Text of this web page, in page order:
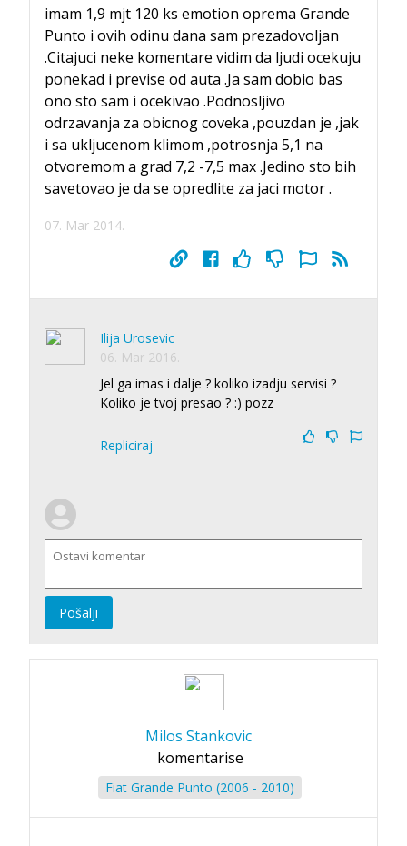
imam 1,9 mjt 120 ks emotion oprema Grande
Punto i ovih odinu dana sam prezadovoljan
.Citajuci neke komentare vidim da ljudi ocekuju
ponekad i previse od auta .Ja sam dobio bas
ono sto sam i ocekivao .Podnosljivo
odrzavanja za obicnog coveka ,pouzdan je ,jak
i sa ukljucenom klimom ,potrosnja 5,1 na
otvoremom a grad 7,2 -7,5 max .Jedino sto bih
savetovao je da se opredlite za jaci motor .
07. Mar 2014.
Ilija Urosevic
06. Mar 2016.
Jel ga imas i dalje ? koliko izadju servisi ?
Koliko je tvoj presao ? :) pozz
Repliciraj
Pošalji
Milos Stankovic
komentarise
Fiat Grande Punto (2006 - 2010)